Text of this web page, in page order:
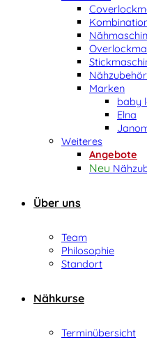
Nähzubehör
Marken
baby
Elna
Weiteres
Angebote
Über uns
Team
Philosophie
Standort
Nähkurse
Terminübersicht